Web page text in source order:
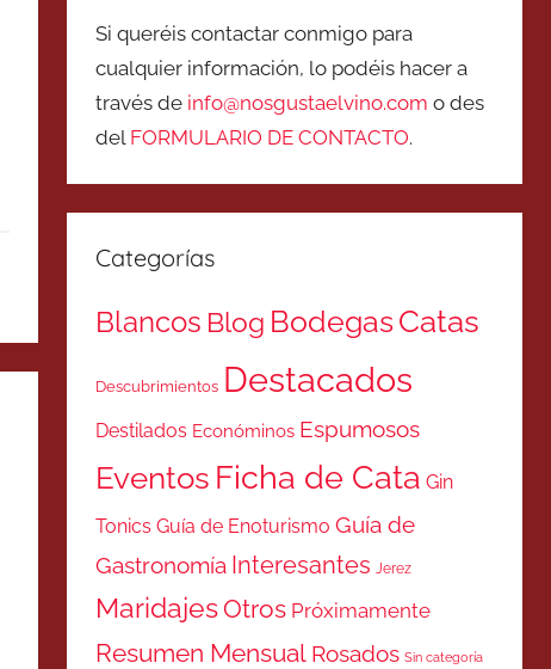
Si queréis contactar conmigo para
cualquier información, lo podéis hacer a
través de info@nosgustaelvino.com o des
del FORMULARIO DE CONTACTO.
Categorías
Blancos Blog BodegasCatas
Descubrimientos Destacados
Destilados Económinos Espumosos
Eventos Ficha de Cata Gin
Tonics Guía de Enoturismo Guía de
Gastronomía Interesantes Jerez
MaridajesOtros Próximamente
Resumen Mensual Rosados Sin categoría